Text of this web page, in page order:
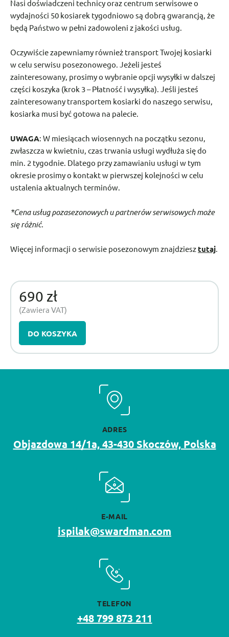
Nasi doświadczeni technicy oraz centrum serwisowe o
wydajności 50 kosiarek tygodniowo są dobrą gwarancją, że
będą Państwo w pełni zadowoleni z jakości usług.
Oczywiście zapewniamy również transport Twojej kosiarki
w celu serwisu posezonowego. Jeżeli jesteś
zainteresowany, prosimy o wybranie opcji wysyłki w dalszej
części koszyka (krok 3 – Płatność i wysyłka). Jeśli jesteś
zainteresowany transportem kosiarki do naszego serwisu,
kosiarka musi być gotowa na palecie.
UWAGA: W miesiącach wiosennych na początku sezonu,
zwłaszcza w kwietniu, czas trwania usługi wydłuża się do
min. 2 tygodnie. Dlatego przy zamawianiu usługi w tym
okresie prosimy o kontakt w pierwszej kolejności w celu
ustalenia aktualnych terminów.
*Cena usług pozasezonowych u partnerów serwisowych może
się różnić.
Więcej informacji o serwisie posezonowym znajdziesz tutaj.
690 zł
(Zawiera VAT)
DO KOSZYKA
ADRES
Objazdowa 14/1a, 43-430 Skoczów, Polska
E-MAIL
ispilak@swardman.com
TELEFON
+48 799 873 211